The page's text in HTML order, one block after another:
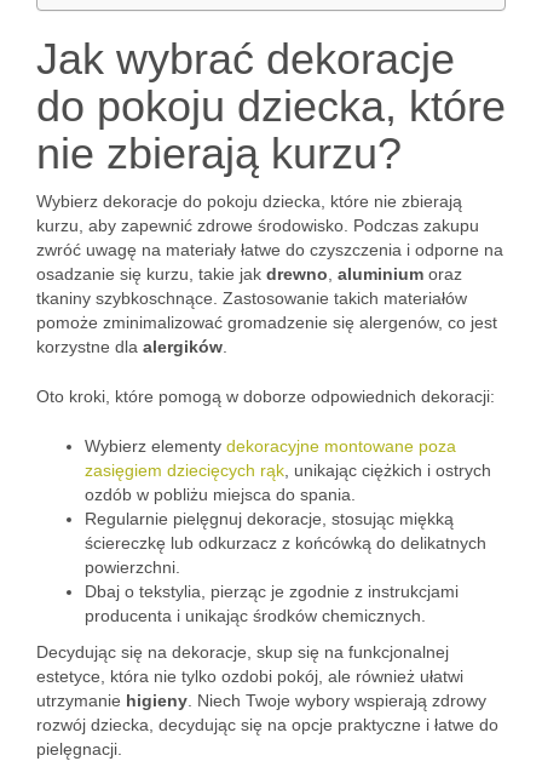
Jak wybrać dekoracje
do pokoju dziecka, które
nie zbierają kurzu?
Wybierz dekoracje do pokoju dziecka, które nie zbierają
kurzu, aby zapewnić zdrowe środowisko. Podczas zakupu
zwróć uwagę na materiały łatwe do czyszczenia i odporne na
osadzanie się kurzu, takie jak drewno aluminium oraz
tkaniny szybkoschnące. Zastosowanie takich materiałów
pomoże zminimalizować gromadzenie się alergenów, co jest
korzystne dla alergików
Oto kroki, które pomogą w doborze odpowiednich dekoracji:
Wybierz elementy dekoracyjne montowane poza
zasięgiem dziecięcych rąk , unikając ciężkich i ostrych
ozdób w pobliżu miejsca do spania.
Regularnie pielęgnuj dekoracje, stosując miękką
ściereczkę lub odkurzacz z końcówką do delikatnych
powierzchni.
Dbaj o tekstylia, pierząc je zgodnie z instrukcjami
producenta i unikając środków chemicznych.
Decydując się na dekoracje, skup się na funkcjonalnej
estetyce, która nie tylko ozdobi pokój, ale również ułatwi
utrzymanie higieny . Niech Twoje wybory wspierają zdrowy
rozwój dziecka, decydując się na opcje praktyczne i łatwe do
pielęgnacji.